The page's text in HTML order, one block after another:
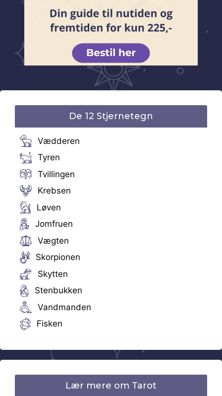
De 12 Stjernetegn
Vædderen
Tyren
Tvillingen
Krebsen
Løven
Jomfruen
Vægten
Skorpionen
Skytten
Stenbukken
Vandmanden
Fisken
Lær mere om Tarot